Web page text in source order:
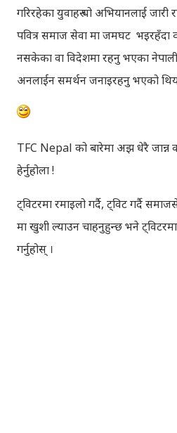
गरिरहेका युवाहरु यो अभियानलाई
पवित्र समाज सेवा मा जमघट भइरहँदा
नसकेका वा विदेशमा रहनु भएका नेपाली
अनलाईन समर्थन जनाइरहनु भएको
TFC Nepal को बारेमा अझ धेरै जान्न
हेर्नुहोला !
ट्विटरमा रमाइलो गर्दै, ट्विट गर्दै
मा खुशी ल्याउन चाहनुहुन्छ भने ट्विटरमा
गर्नुहोस् ।